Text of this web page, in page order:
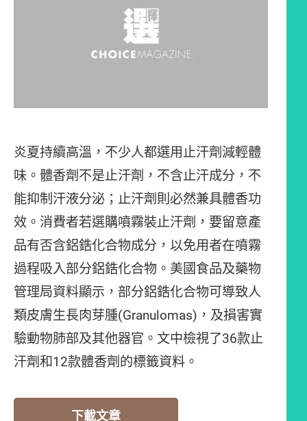
炎夏持續高溫，不少人都選用止汗劑減輕體
味。體香劑不是止汗劑，不含止汗成分，不
能抑制汗液分泌；止汗劑則必然兼具體香功
效。消費者若選購噴霧裝止汗劑，要留意產
品有否含鋁鋯化合物成分，以免用者在噴霧
過程吸入部分鋁鋯化合物。美國食品及藥物
管理局資料顯示，部分鋁鋯化合物可導致人
類皮膚生長肉芽腫(Granulomas)，及損害實
驗動物肺部及其他器官。文中檢視了36款止
汗劑和12款體香劑的標籤資料。
下載文章